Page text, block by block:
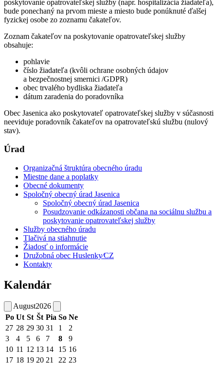
poskytovanie opatrovateľskej služby (napr. hospitalizácia žiadateľa),
bude ponechaný na prvom mieste a miesto bude ponúknuté ďalšej
fyzickej osobe zo zoznamu čakateľov.
Zoznam čakateľov na poskytovanie opatrovateľskej služby
obsahuje:
pohlavie
číslo žiadateľa (kvôli ochrane osobných údajov
a bezpečnostnej smernici /GDPR)
obec trvalého bydliska žiadateľa
dátum zaradenia do poradovníka
Obec Jasenica ako poskytovateľ opatrovateľskej služby v súčasnosti
neeviduje poradovník čakateľov na opatrovateľskú službu (nulový
stav).
Úrad
Organizačná štruktúra obecného úradu
Miestne dane a poplatky
Obecné dokumenty
Spoločný obecný úrad Jasenica
Spoločný obecný úrad Jasenica
Posudzovanie odkázanosti občana na sociálnu službu a
poskytovanie opatrovateľskej služby
Služby obecného úradu
Tlačivá na stiahnutie
Žiadosť o informácie
Družobná obec Huslenky⁄CZ
Kontakty
Kalendár
August2026
Po Ut St Št Pia So Ne
27 28 29 30 31 1
2
3
4 5 6 7 8
9
10 11 12 13 14 15 16
17 18 19 20 21 22 23